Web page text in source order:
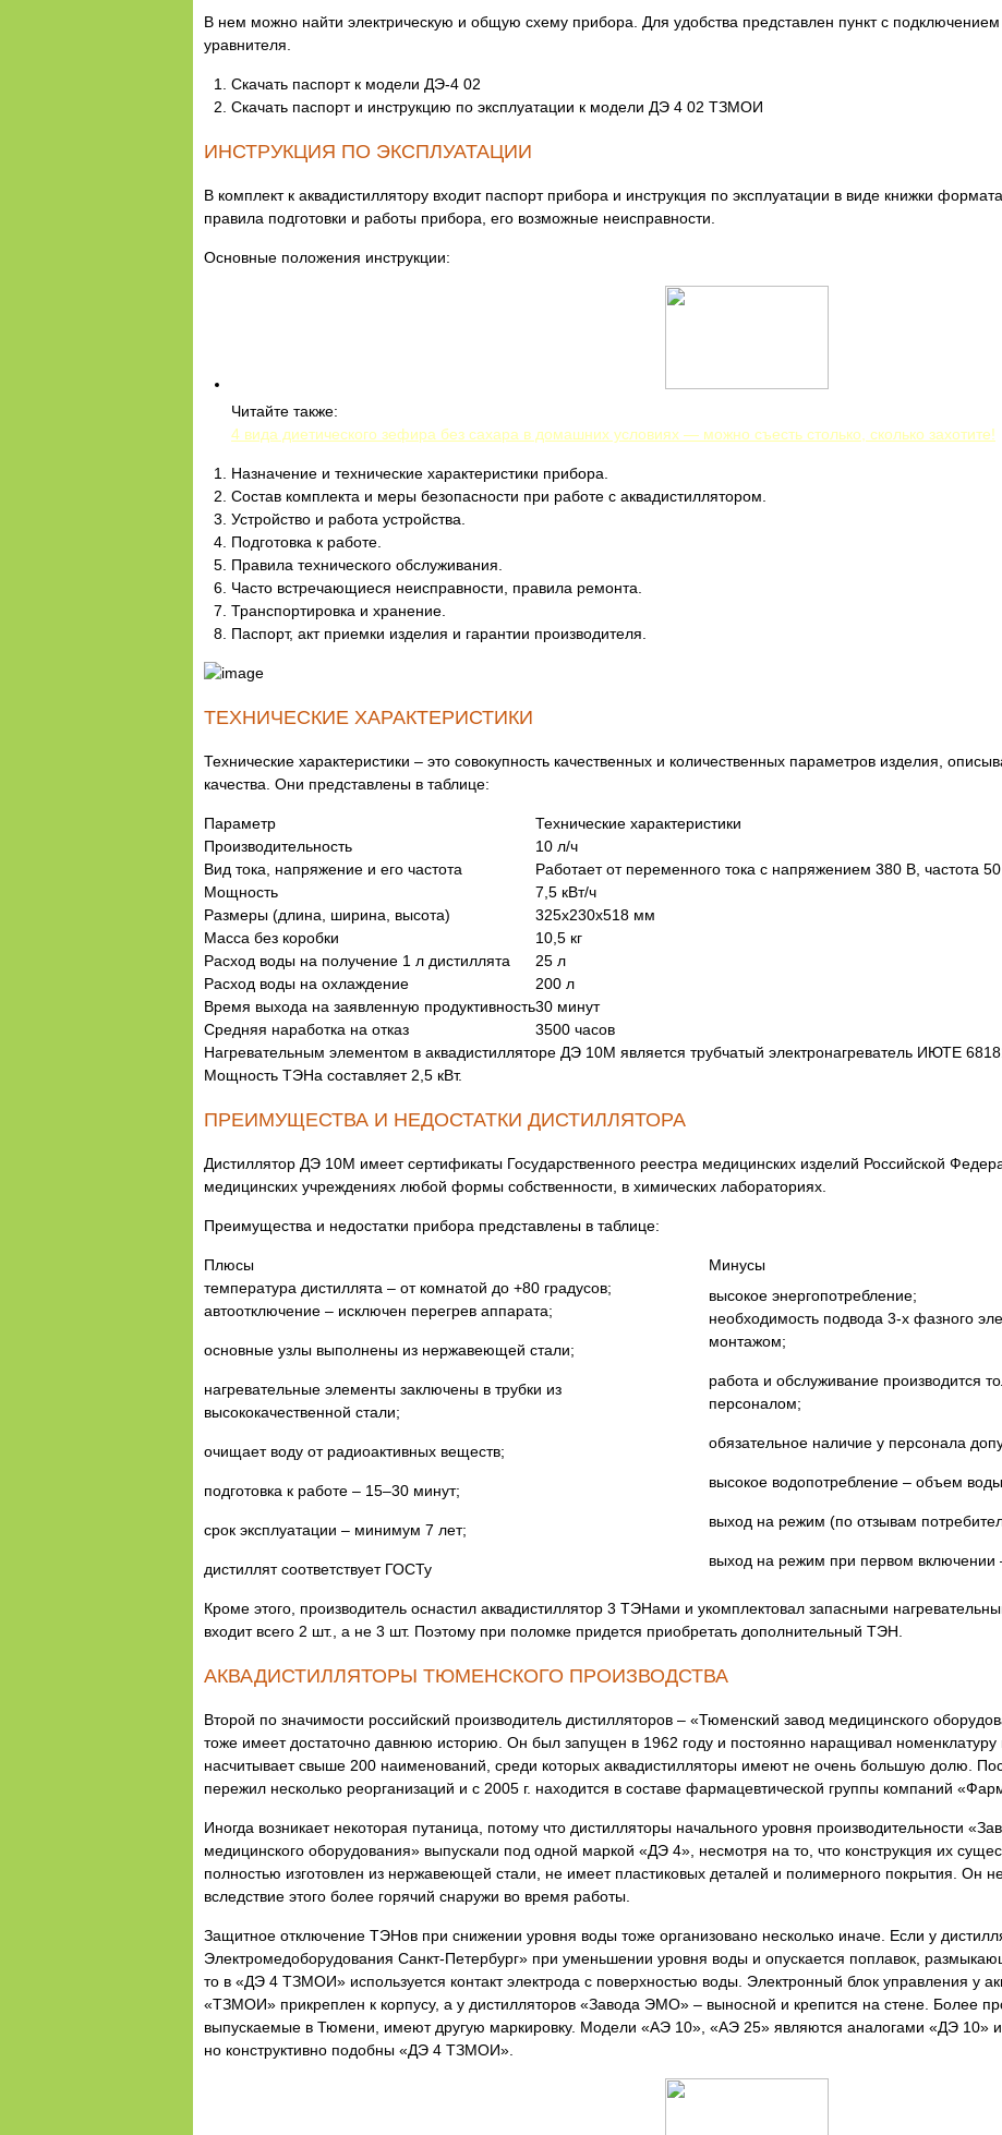
В нем можно найти электрическую и общую схему прибора. Для удобства представлен пункт с подключением
уравнителя.
Скачать паспорт к модели ДЭ-4 02
Скачать паспорт и инструкцию по эксплуатации к модели ДЭ 4 02 ТЗМОИ
ИНСТРУКЦИЯ ПО ЭКСПЛУАТАЦИИ
В комплект к аквадистиллятору входит паспорт прибора и инструкция по эксплуатации в виде книжки
правила подготовки и работы прибора, его возможные неисправности.
Основные положения инструкции:
Читайте также:
4 вида диетического зефира без сахара в домашних условиях — можно съесть столько, сколько захотите!
Назначение и технические характеристики прибора.
Состав комплекта и меры безопасности при работе с аквадистиллятором.
Устройство и работа устройства.
Подготовка к работе.
Правила технического обслуживания.
Часто встречающиеся неисправности, правила ремонта.
Транспортировка и хранение.
Паспорт, акт приемки изделия и гарантии производителя.
ТЕХНИЧЕСКИЕ ХАРАКТЕРИСТИКИ
Технические характеристики – это совокупность качественных и количественных параметров изделия,
качества. Они представлены в таблице:
Параметр
Технические характеристики
Производительность
10 л/ч
Вид тока, напряжение и его частота
Работает от переменного тока с напряжением 380 В, частота
Мощность
7,5 кВт/ч
Размеры (длина, ширина, высота)
325х230х518 мм
Масса без коробки
10,5 кг
Расход воды на получение 1 л дистиллята
25 л
Расход воды на охлаждение
200 л
Время выхода на заявленную продуктивность30 минут
Средняя наработка на отказ
3500 часов
Нагревательным элементом в аквадистилляторе ДЭ 10М является трубчатый электронагреватель ИЮТЕ
Мощность ТЭНа составляет 2,5 кВт.
ПРЕИМУЩЕСТВА И НЕДОСТАТКИ ДИСТИЛЛЯТОРА
Дистиллятор ДЭ 10М имеет сертификаты Государственного реестра медицинских изделий Российской
медицинских учреждениях любой формы собственности, в химических лабораториях.
Преимущества и недостатки прибора представлены в таблице:
Плюсы
Минусы
температура дистиллята – от комнатой до +80 градусов;
автоотключение – исключен перегрев аппарата;
основные узлы выполнены из нержавеющей стали;
нагревательные элементы заключены в трубки из
высококачественной стали;
очищает воду от радиоактивных веществ;
подготовка к работе – 15–30 минут;
срок эксплуатации – минимум 7 лет;
дистиллят соответствует ГОСТу
высокое энергопотребление;
необходимость подвода 3-х фазного
монтажом;
работа и обслуживание производится
персоналом;
обязательное наличие у персонала
высокое водопотребление – объем
выход на режим (по отзывам
выход на режим при первом включении
Кроме этого, производитель оснастил аквадистиллятор 3 ТЭНами и укомплектовал запасными
входит всего 2 шт., а не 3 шт. Поэтому при поломке придется приобретать дополнительный ТЭН.
АКВАДИСТИЛЛЯТОРЫ ТЮМЕНСКОГО ПРОИЗВОДСТВА
Второй по значимости российский производитель дистилляторов – «Тюменский завод медицинского
тоже имеет достаточно давнюю историю. Он был запущен в 1962 году и постоянно наращивал номенклатуру
насчитывает свыше 200 наименований, среди которых аквадистилляторы имеют не очень большую долю.
пережил несколько реорганизаций и с 2005 г. находится в составе фармацевтической группы компаний
Иногда возникает некоторая путаница, потому что дистилляторы начального уровня производительности
медицинского оборудования» выпускали под одной маркой «ДЭ 4», несмотря на то, что конструкция их
полностью изготовлен из нержавеющей стали, не имеет пластиковых деталей и полимерного покрытия. Он
вследствие этого более горячий снаружи во время работы.
Защитное отключение ТЭНов при снижении уровня воды тоже организовано несколько иначе. Если у
Электромедоборудования Санкт-Петербург» при уменьшении уровня воды и опускается поплавок,
то в «ДЭ 4 ТЗМОИ» используется контакт электрода с поверхностью воды. Электронный блок управления у
«ТЗМОИ» прикреплен к корпусу, а у дистилляторов «Завода ЭМО» – выносной и крепится на стене. Более
выпускаемые в Тюмени, имеют другую маркировку. Модели «АЭ 10», «АЭ 25» являются аналогами «ДЭ 10» и
но конструктивно подобны «ДЭ 4 ТЗМОИ».